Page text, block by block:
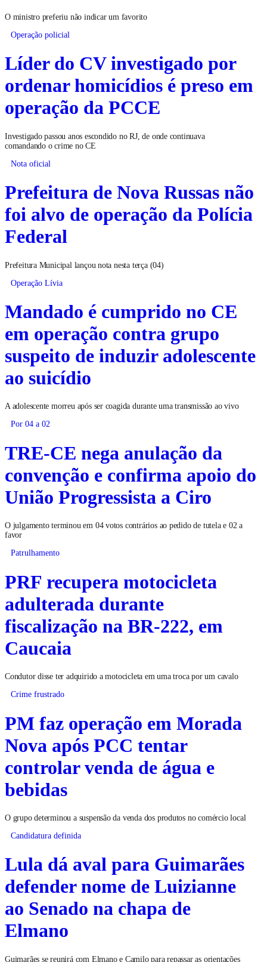
O ministro preferiu não indicar um favorito
Operação policial
Líder do CV investigado por
ordenar homicídios é preso em
operação da PCCE
Investigado passou anos escondido no RJ, de onde continuava
comandando o crime no CE
Nota oficial
Prefeitura de Nova Russas não
foi alvo de operação da Polícia
Federal
Prefeitura Municipal lançou nota nesta terça (04)
Operação Lívia
Mandado é cumprido no CE
em operação contra grupo
suspeito de induzir adolescente
ao suicídio
A adolescente morreu após ser coagida durante uma transmissão ao vivo
Por 04 a 02
TRE-CE nega anulação da
convenção e confirma apoio do
União Progressista a Ciro
O julgamento terminou em 04 votos contrários ao pedido de tutela e 02 a
favor
Patrulhamento
PRF recupera motocicleta
adulterada durante
fiscalização na BR-222, em
Caucaia
Condutor disse ter adquirido a motocicleta em uma troca por um cavalo
Crime frustrado
PM faz operação em Morada
Nova após PCC tentar
controlar venda de água e
bebidas
O grupo determinou a suspensão da venda dos produtos no comércio local
Candidatura definida
Lula dá aval para Guimarães
defender nome de Luizianne
ao Senado na chapa de
Elmano
Guimarães se reunirá com Elmano e Camilo para repassar as orientações